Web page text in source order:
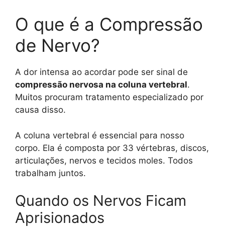
O que é a Compressão
de Nervo?
A dor intensa ao acordar pode ser sinal de
compressão nervosa na coluna vertebral.
Muitos procuram tratamento especializado por
causa disso.
A coluna vertebral é essencial para nosso
corpo. Ela é composta por 33 vértebras, discos,
articulações, nervos e tecidos moles. Todos
trabalham juntos.
Quando os Nervos Ficam
Aprisionados